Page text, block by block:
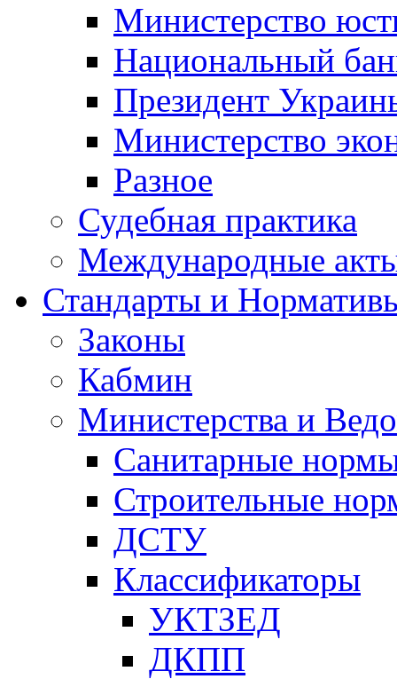
Министерство
Национальный
Президент
Министерство
Разное
Судебная практика
Международные
Стандарты и
Законы
Кабмин
Министерства и
Санитарные
Строительные
ДСТУ
Классификаторы
УКТЗЕД
ДКПП